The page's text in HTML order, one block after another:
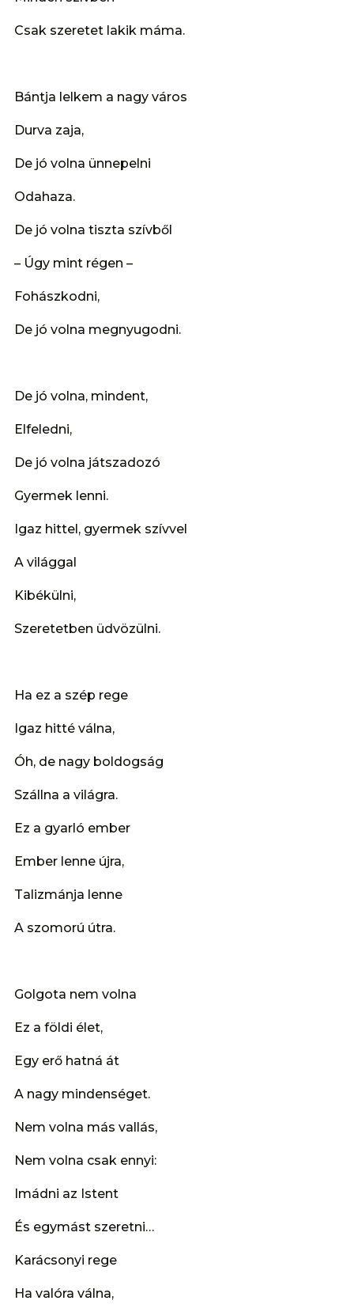
Csak szeretet lakik máma.
Bántja lelkem a nagy város
Durva zaja,
De jó volna ünnepelni
Odahaza.
De jó volna tiszta szívből
– Úgy mint régen –
Fohászkodni,
De jó volna megnyugodni.
De jó volna, mindent,
Elfeledni,
De jó volna játszadozó
Gyermek lenni.
Igaz hittel, gyermek szívvel
A világgal
Kibékülni,
Szeretetben üdvözülni.
Ha ez a szép rege
Igaz hitté válna,
Óh, de nagy boldogság
Szállna a világra.
Ez a gyarló ember
Ember lenne újra,
Talizmánja lenne
A szomorú útra.
Golgota nem volna
Ez a földi élet,
Egy erő hatná át
A nagy mindenséget.
Nem volna más vallás,
Nem volna csak ennyi:
Imádni az Istent
És egymást szeretni…
Karácsonyi rege
Ha valóra válna,